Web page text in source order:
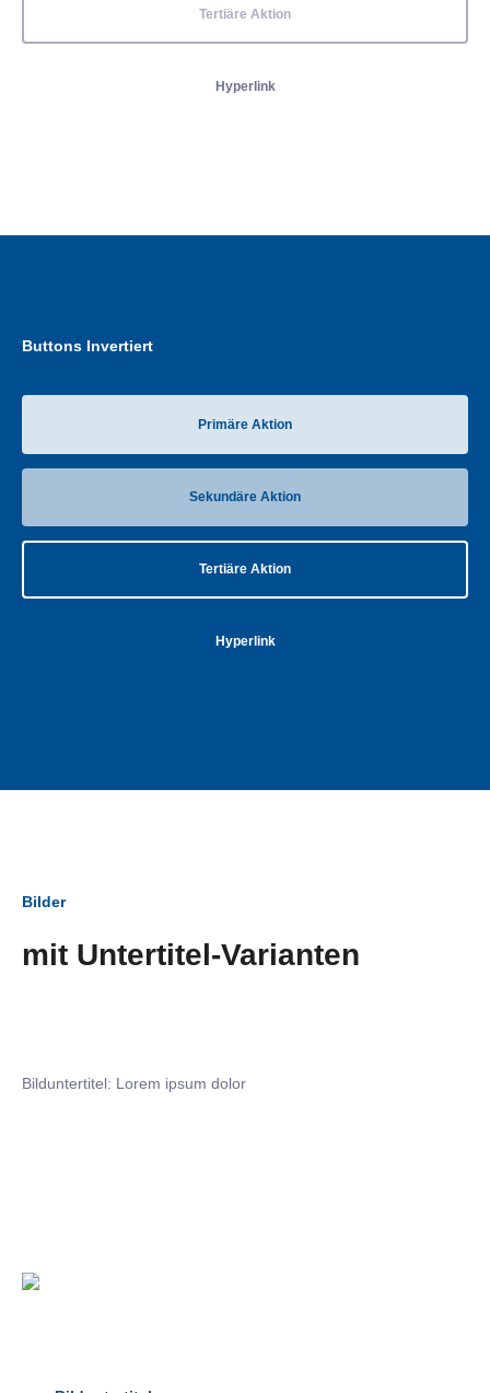
Tertiäre Aktion
Hyperlink
Buttons Invertiert
Primäre Aktion
Sekundäre Aktion
Tertiäre Aktion
Hyperlink
Bilder
mit Untertitel-Varianten
Bilduntertitel: Lorem ipsum dolor